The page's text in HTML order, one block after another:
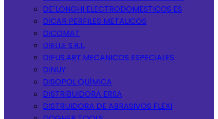
DE´LONGHI ELECTRODOMESTICOS ES
DICAR PERFILES METALICOS
DICOMAT
DIELLE S.R.L.
DIFUS.ART.MECANICOS ESPECIALES
DINUY
DISOPOL QUÍMICA
DISTRIBUIDORA ERSA
DISTRUIDORA DE ABRASIVOS FLEXI